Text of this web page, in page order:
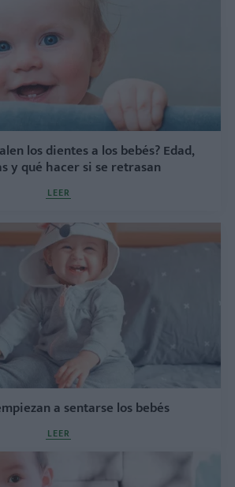
los dientes a los bebés? Edad,
y qué hacer si se retrasan
LEER
a sentarse los bebés
LEER